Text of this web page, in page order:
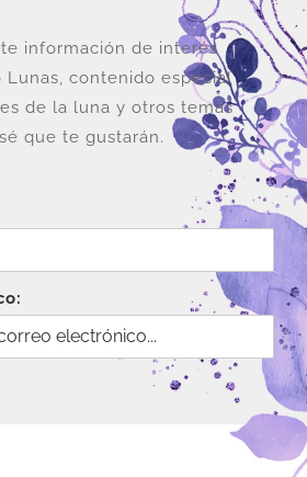
información de interés
Lunas, contenido especial
de la luna y otros temas
que te gustarán.